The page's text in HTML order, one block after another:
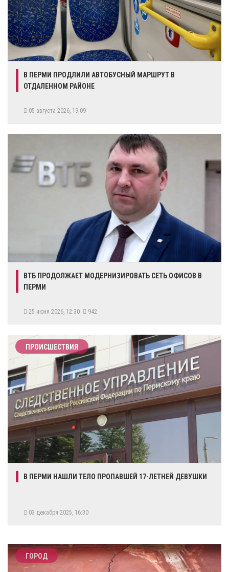
​В ПЕРМИ ПРОДЛИЛИ АВТОБУСНЫЙ МАРШРУТ В
ОТДАЛЕННОМ РАЙОНЕ
05 августа 2026, 19:09
ВТБ ПРОДОЛЖАЕТ МОДЕРНИЗИРОВАТЬ СЕТЬ ОФИСОВ В
ПЕРМИ
25 июня 2026, 12:30 942
ПРОИСШЕСТВИЯ
В ПЕРМИ НАШЛИ ТЕЛО ПРОПАВШЕЙ 17-ЛЕТНЕЙ ДЕВУШКИ
03 декабря 2025, 16:30
ГОРОД